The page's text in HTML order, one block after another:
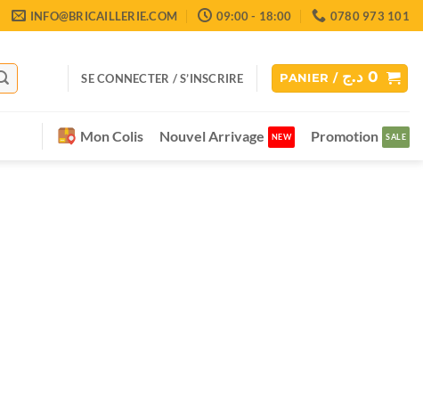
INFO@BRICAILLERIE.COM 09:00 - 18:00 0780 973 101
SE CONNECTER / S’INSCRIRE PANIER / 0 د.ج
Mon Colis Nouvel Arrivage Promotion